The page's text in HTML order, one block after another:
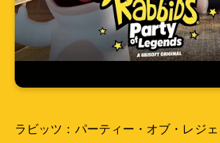
ラビッツ：パーティー・オブ・レジェ